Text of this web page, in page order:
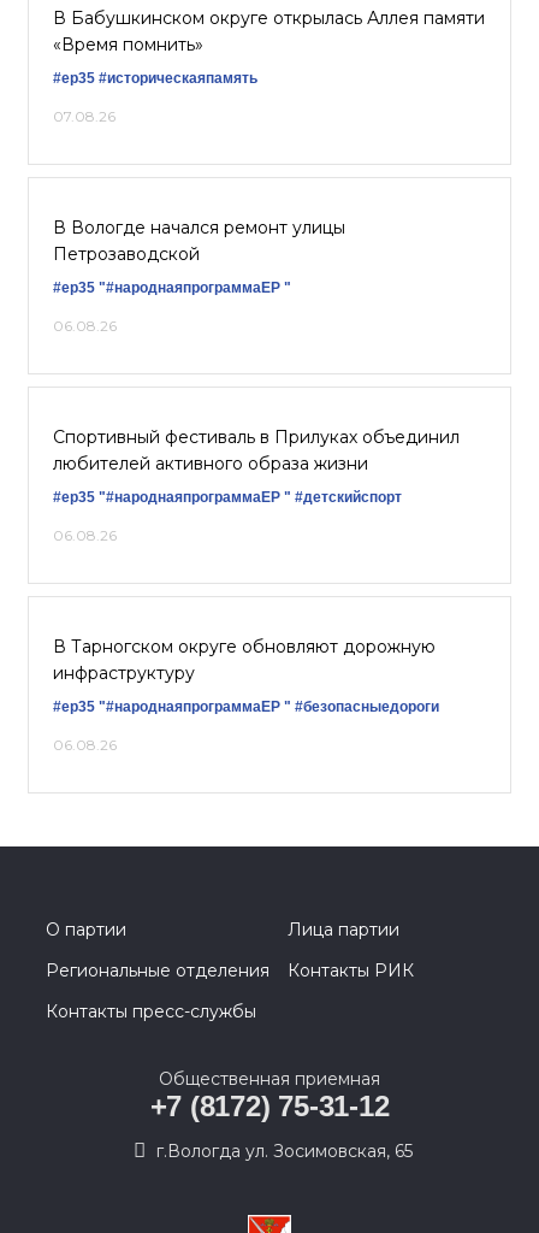
В Бабушкинском округе открылась Аллея памяти
«Время помнить»
#ер35 #историческаяпамять
07.08.26
В Вологде начался ремонт улицы
Петрозаводской
#ер35 "#народнаяпрограммаЕР "
06.08.26
Спортивный фестиваль в Прилуках объединил
любителей активного образа жизни
#ер35 "#народнаяпрограммаЕР " #детскийспорт
06.08.26
В Тарногском округе обновляют дорожную
инфраструктуру
#ер35 "#народнаяпрограммаЕР " #безопасныедороги
06.08.26
О партии
Лица партии
Региональные отделения
Контакты РИК
Контакты пресс-службы
Общественная приемная
+7 (8172) 75-31-12
г.Вологда ул. Зосимовская, 65